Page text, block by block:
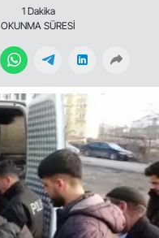
1 Dakika
OKUNMA SÜRESİ